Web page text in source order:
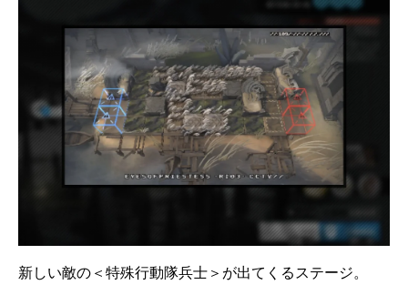
新しい敵の＜特殊行動隊兵士＞が出てくるステージ。